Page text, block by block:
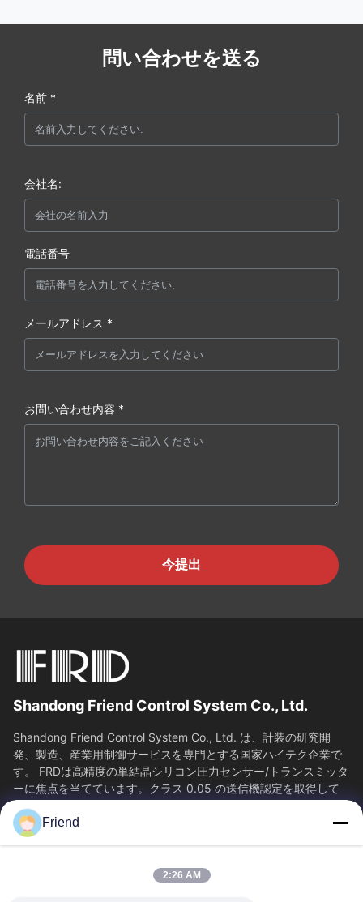
問い合わせを送る
名前 *
会社名:
電話番号
メールアドレス *
お問い合わせ内容 *
今提出
Shandong Friend Control System Co., Ltd.
Shandong Friend Control System Co., Ltd. は、計装の研究開
発、製造、産業用制御サービスを専門とする国家ハイテク企業で
す。 FRDは高精度の単結晶シリコン圧力センサー/トランスミッタ
ーに焦点を当てています。クラス 0.05 の送信機認定を取得して
おり、65...
SAIKESAISI水素エナジー
企業情報
Friend
2:26 AM